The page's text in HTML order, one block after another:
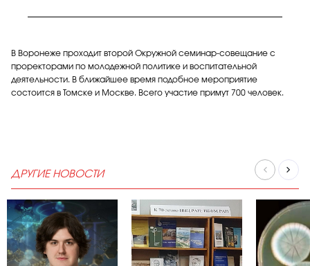
В Воронеже проходит второй Окружной семинар-совещание с
проректорами по молодежной политике и воспитательной
деятельности. В ближайшее время подобное мероприятие
состоится в Томске и Москве. Всего участие примут 700 человек.
ДРУГИЕ НОВОСТИ